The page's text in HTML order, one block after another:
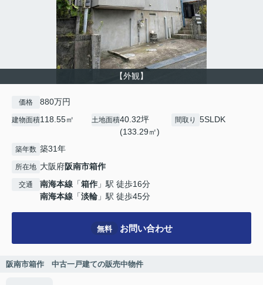
【外観】
価格 880万円
建物面積118.55㎡ 土地面積40.32坪
(133.29㎡)
間取り 5SLDK
築年数 築31年
所在地 大阪府阪南市箱作
交通 南海本線 「箱作 」駅 徒歩16分
南海本線 「淡輪 」駅 徒歩45分
無料 お問い合わせ
阪南市箱作 中古一戸建ての販売中物件